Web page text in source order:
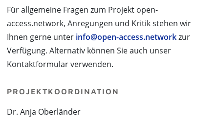
Für allgemeine Fragen zum Projekt open-
access.network, Anregungen und Kritik stehen wir
Ihnen gerne unter info@open-access.networkzur
Verfügung. Alternativ können Sie auch unser
Kontaktformular verwenden.
PROJEKTKOORDINATION
Dr. Anja Oberländer